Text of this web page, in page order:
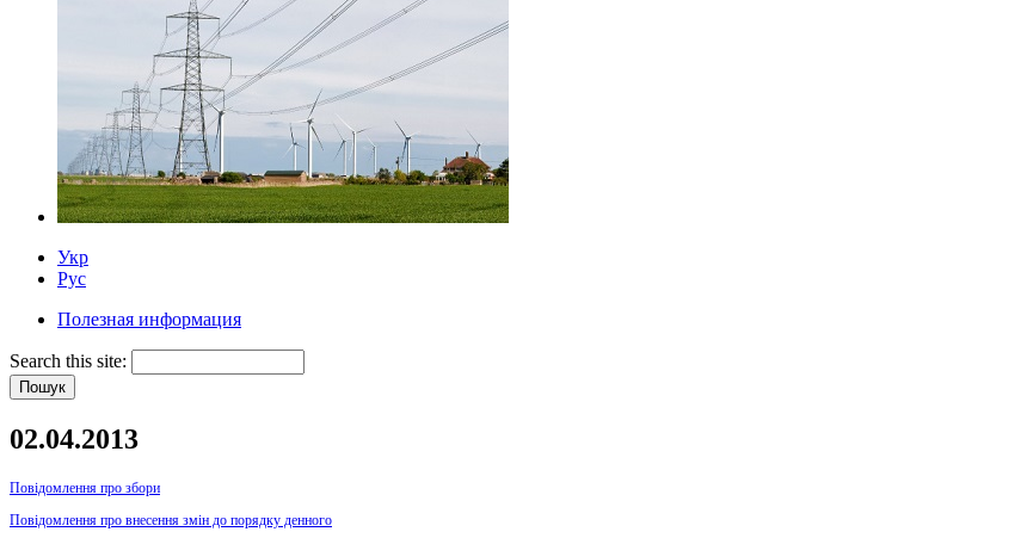
Укр
Рус
Полезная информация
Search this site:
02.04.2013
Повідомлення про збори
Повідомлення про внесення змін до порядку денного